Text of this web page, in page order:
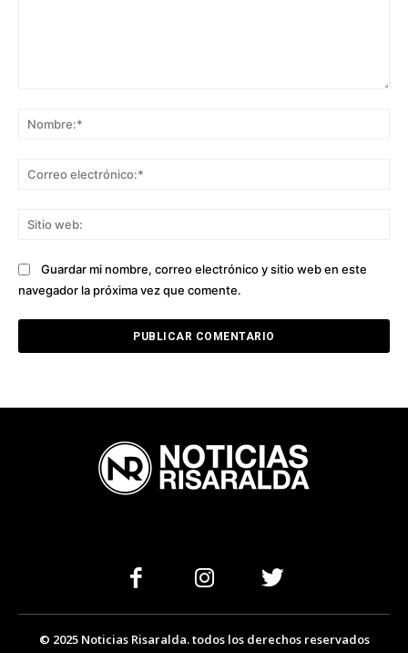
Guardar mi nombre, correo electrónico y sitio web en este
navegador la próxima vez que comente.
© 2025 Noticias Risaralda. todos los derechos reservados